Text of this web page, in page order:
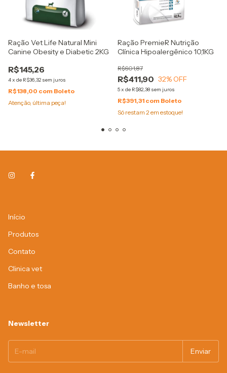
Ração Vet Life Natural Mini
Canine Obesity e Diabetic 2KG
R$145,26
4x de R$36,32 sem juros
R$138,00 com Boleto
Atenção, última peça!
Ração PremieR Nutrição
Clínica Hipoalergênico 10,1KG
R$411,90
R$601,87
32% OFF
5x de R$82,38 sem juros
R$391,31 com Boleto
Só restam 2em estoque!
Início
Produtos
Contato
Clinica vet
Banho e tosa
Newsletter